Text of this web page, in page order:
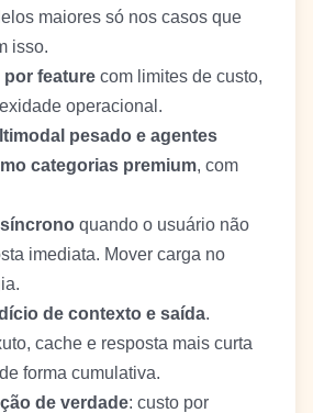
maiores só nos casos que
isso.
feature com limites de custo,
operacional.
pesado e agentes
categorias premium, com
quando o usuário não
imediata. Mover carga no
de contexto e saída.
cache e resposta mais curta
forma cumulativa.
de verdade: custo por